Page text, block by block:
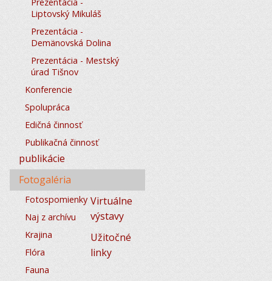
Liptovský Mikuláš
Prezentácia -
Demänovská Dolina
Prezentácia - Mestský
úrad Tišnov
Konferencie
Spolupráca
Edičná činnosť
Publikačná činnosť
publikácie
Fotogaléria
Fotospomienky
Naj z archívu
Krajina
Flóra
Fauna
Virtuálne
výstavy
Užitočné
linky